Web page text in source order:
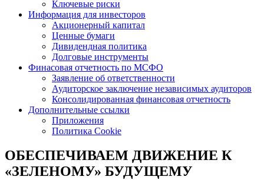
Ключевые риски
Информация для инвесторов
Акционерный капитал
Ценные бумаги
Дивидендная политика
Долговые инструменты
Финасовая отчетность по МСФО
Заявление об ответственности
Аудиторское заключение независимых аудиторов
Консолидированная финансовая отчетность
Дополнительные ссылки
Приложения
Политика Cookie
ОБЕСПЕЧИВАЕМ ДВИЖЕНИЕ К
«ЗЕЛЕНОМУ» БУДУЩЕМУ